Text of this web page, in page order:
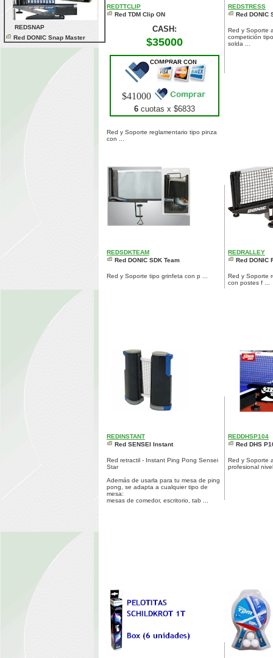
REDSNAP
Red DONIC Snap Master
REDTTCLIP
Red TDM Clip ON
CASH:
$35000
$41000
6 cuotas x $6833
Red y Soporte reglamentario tipo pinza
con ...
REDSTRESS
Red DONIC
Red y Soporte
competición
solda ...
REDSDKTEAM
Red DONIC SDK Team
Red y Soporte tipo grinfeta con p ...
REDRALLEY
Red DONIC
Red y Soporte
con postes f ...
REDINSTANT
Red SENSEI Instant
Red retractil - Instant Ping Pong Sensei
Star
Además de usarla para tu mesa de ping
pong, se adapta a cualquier tipo de
mesa:
mesas de comedor, escritorio, tab ...
REDDHSP104
Red DHS
Red y Soporte
profesional